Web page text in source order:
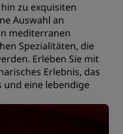
zu exquisiten
Auswahl an
mediterranen
Spezialitäten, die
Erleben Sie mit
Erlebnis, das
und eine lebendige